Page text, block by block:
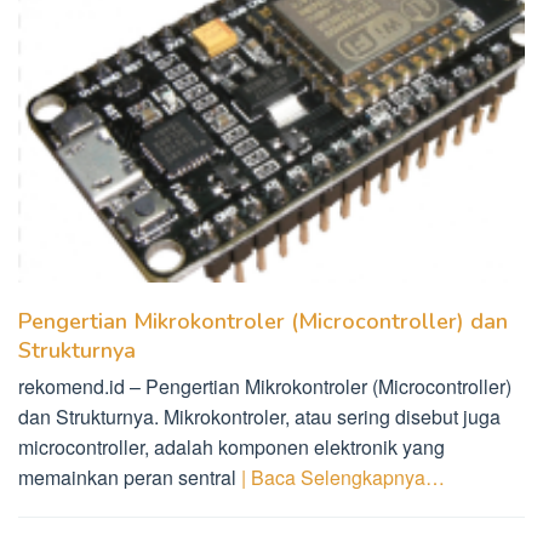
Pengertian Mikrokontroler (Microcontroller) dan
Strukturnya
rekomend.id – Pengertian Mikrokontroler (Microcontroller)
dan Strukturnya. Mikrokontroler, atau sering disebut juga
microcontroller, adalah komponen elektronik yang
memainkan peran sentral | Baca Selengkapnya…